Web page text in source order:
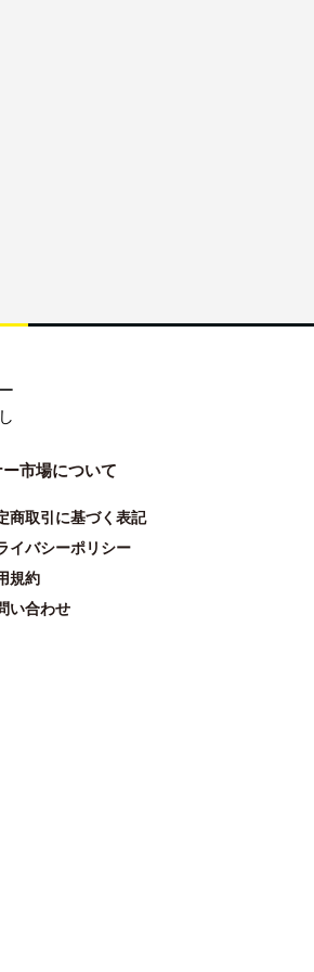
ー市場について
商取引に基づく表記
イバシーポリシー
規約
い合わせ